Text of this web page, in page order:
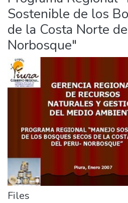
Sostenible de los
de la Costa Norte
Norbosque"
Files